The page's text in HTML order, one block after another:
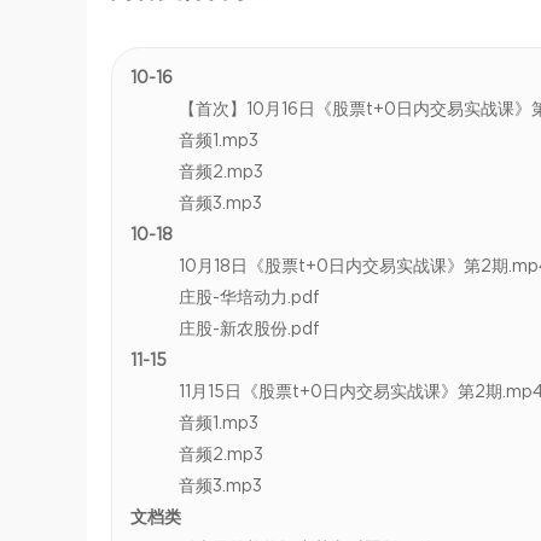
10-16
【首次】10月16日《股票t+0日内交易实战课》
音频1.mp3
音频2.mp3
音频3.mp3
10-18
10月18日《股票t+0日内交易实战课》第2期
庄股-华培动力.pdf
庄股-新农股份.pdf
11-15
11月15日《股票t+0日内交易实战课》第2期
音频1.mp3
音频2.mp3
音频3.mp3
文档类